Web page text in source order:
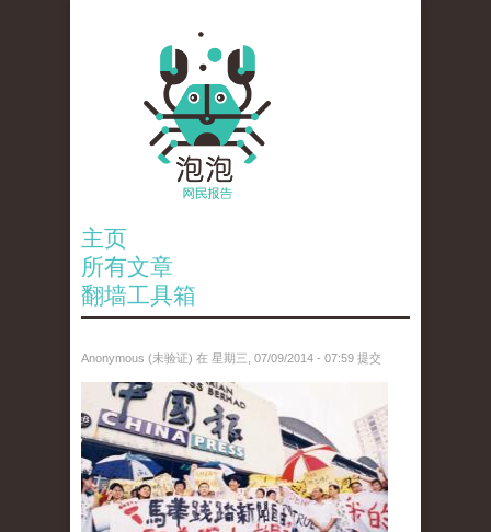
主页
所有文章
翻墙工具箱
Anonymous (未验证) 在 星期三, 07/09/2014 - 07:59 提交
00.jpg